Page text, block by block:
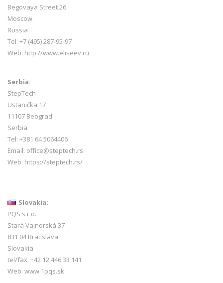
Begovaya Street 26
Moscow
Russia
Tel: +7 (495) 287-95-97
Web: http://www.eliseev.ru
Serbia:
StepTech
Ustanička 17
11107 Beograd
Serbia
Tel: +381 64 5064406
Email: office@steptech.rs
Web: https://steptech.rs/
Slovakia:
PQS s.r.o.
Stará Vajnorská 37
831 04 Bratislava
Slovakia
tel/fax. +42 12 446 33 141
Web: www.1pqs.sk